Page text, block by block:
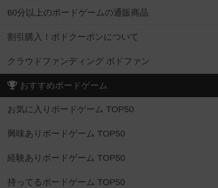
60分以上のボードゲームの通販商品
割引購入！ボドクーポンについて
クラウドファンディング ボドファン
おすすめボードゲーム
お気に入りボードゲーム TOP50
興味ありボードゲーム TOP50
経験ありボードゲーム TOP50
持ってるボードゲーム TOP50